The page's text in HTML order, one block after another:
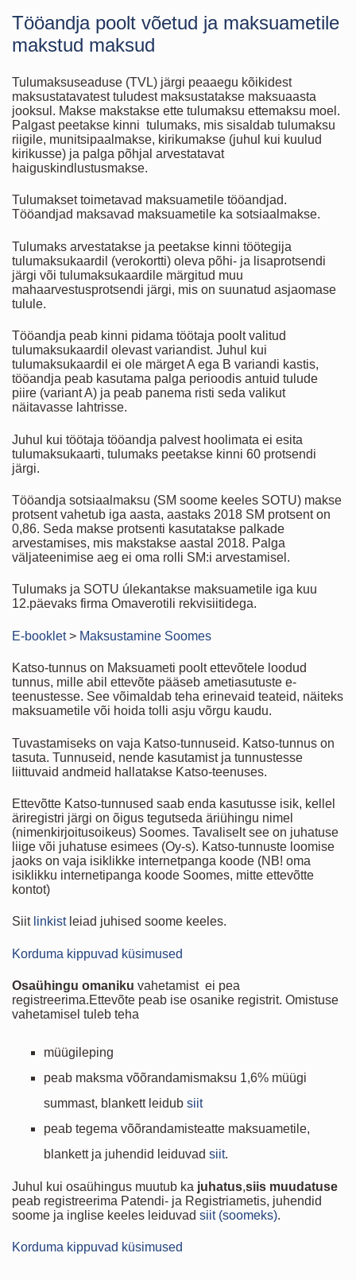
Tööandja poolt võetud ja maksuametile
makstud maksud
Tulumaksuseaduse (TVL) järgi peaaegu kõikidest
maksustatavatest tuludest maksustatakse maksuaasta
jooksul. Makse makstakse ette tulumaksu ettemaksu moel.
Palgast peetakse kinni tulumaks, mis sisaldab tulumaksu
riigile, munitsipaalmakse, kirikumakse (juhul kui kuulud
kirikusse) ja palga põhjal arvestatavat
haiguskindlustusmakse.
Tulumakset toimetavad maksuametile tööandjad.
Tööandjad maksavad maksuametile ka sotsiaalmakse.
Tulumaks arvestatakse ja peetakse kinni töötegija
tulumaksukaardil (verokortti) oleva põhi- ja lisaprotsendi
järgi või tulumaksukaardile märgitud muu
mahaarvestusprotsendi järgi, mis on suunatud asjaomase
tulule.
Tööandja peab kinni pidama töötaja poolt valitud
tulumaksukaardil olevast variandist. Juhul kui
tulumaksukaardil ei ole märget A ega B variandi kastis,
tööandja peab kasutama palga perioodis antuid tulude
piire (variant A) ja peab panema risti seda valikut
näitavasse lahtrisse.
Juhul kui töötaja tööandja palvest hoolimata ei esita
tulumaksukaarti, tulumaks peetakse kinni 60 protsendi
järgi.
Tööandja sotsiaalmaksu (SM soome keeles SOTU) makse
protsent vahetub iga aasta, aastaks 2018 SM protsent on
0,86. Seda makse protsenti kasutatakse palkade
arvestamises, mis makstakse aastal 2018. Palga
väljateenimise aeg ei oma rolli SM:i arvestamisel.
Tulumaks ja SOTU úlekantakse maksuametile iga kuu
12.päevaks firma Omaverotili rekvisiitidega.
E-booklet> Maksustamine Soomes
Katso-tunnus on Maksuameti poolt ettevõtele loodud
tunnus, mille abil ettevõte pääseb ametiasutuste e-
teenustesse. See võimaldab teha erinevaid teateid, näiteks
maksuametile või hoida tolli asju võrgu kaudu.
Tuvastamiseks on vaja Katso-tunnuseid. Katso-tunnus on
tasuta. Tunnuseid, nende kasutamist ja tunnustesse
liittuvaid andmeid hallatakse Katso-teenuses.
Ettevõtte Katso-tunnused saab enda kasutusse isik, kellel
äriregistri järgi on õigus tegutseda äriühingu nimel
(nimenkirjoitusoikeus) Soomes. Tavaliselt see on juhatuse
liige või juhatuse esimees (Oy-s). Katso-tunnuste loomise
jaoks on vaja isiklikke internetpanga koode (NB! oma
isiklikku internetipanga koode Soomes, mitte ettevõtte
kontot)
Siit linkist leiad juhised soome keeles.
Korduma kippuvad küsimused
Osaühingu omaniku vahetamist ei pea
registreerima.Ettevõte peab ise osanike registrit. Omistuse
vahetamisel tuleb teha
müügileping
peab maksma võõrandamismaksu 1,6% müügi
summast, blankett leidub siit
peab tegema võõrandamisteatte maksuametile,
blankett ja juhendid leiduvad siit.
Juhul kui osaühingus muutub ka juhatus,siis muudatuse
peab registreerima Patendi- ja Registriametis, juhendid
soome ja inglise keeles leiduvad siit (soomeks).
Korduma kippuvad küsimused